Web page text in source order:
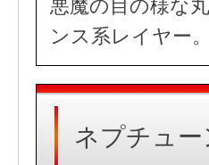
悪魔の目の様な
ンス系レイヤー。
ネプチュー